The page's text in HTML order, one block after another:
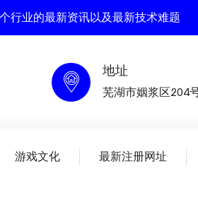
行业的最新资讯以及最新技术难题
地址
芜湖市姻浆区204
游戏文化 最新注册网址